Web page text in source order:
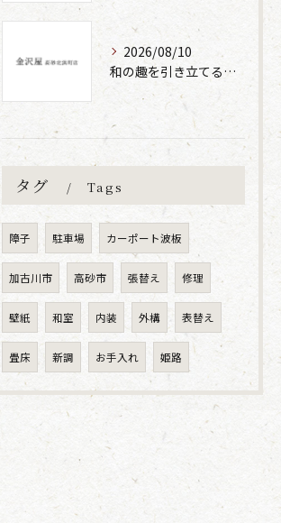
2026/08/10
和の趣を引き立てる襖張替えの技術と工程
タグ Tags
障子 駐車場 カーポート波板
加古川市 高砂市 張替え 修理
壁紙 和室 内装 外構 表替え
畳床 新調 お手入れ 姫路